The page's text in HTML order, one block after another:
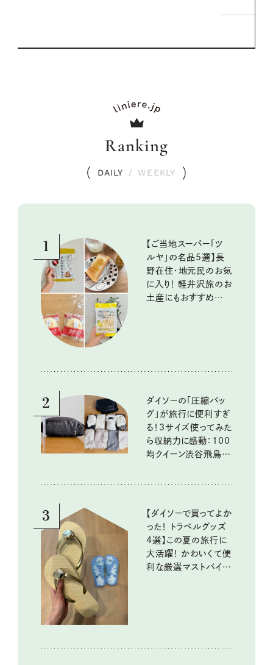
Ranking
DAILY / WEEKLY
1
【ご当地スーパー「ツ
ルヤ」の名品5選】長
野在住・地元民のお気
に入り！ 軽井沢旅のお
土産にもおすすめのお
2
ダイソーの「圧縮バッ
グ」が旅行に便利すぎ
る！3サイズ使ってみた
ら収納力に感動：100
均クイーン渋谷飛鳥の
3
【ダイソーで買ってよか
った！ トラベルグッズ
4選】この夏の旅行に
大活躍！ かわいくて便
利な厳選マストバイア